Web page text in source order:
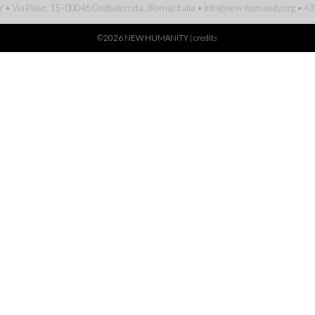
• Via Piave, 15 - 00046 Grottaferrata, (Roma) Italia • info@new-humanity.org•
©2026 NEW HUMANITY |credits